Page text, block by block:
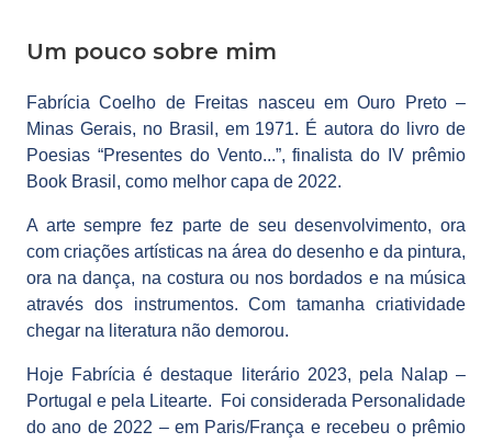
Um pouco sobre mim
Fabrícia Coelho de Freitas nasceu em Ouro Preto –
Minas Gerais, no Brasil, em 1971. É autora do livro de
Poesias “Presentes do Vento...”, finalista do IV prêmio
Book Brasil, como melhor capa de 2022.
A arte sempre fez parte de seu desenvolvimento, ora
com criações artísticas na área do desenho e da pintura,
ora na dança, na costura ou nos bordados e na música
através dos instrumentos. Com tamanha criatividade
chegar na literatura não demorou.
Hoje Fabrícia é destaque literário 2023, pela Nalap –
Portugal e pela Litearte. Foi considerada Personalidade
do ano de 2022 – em Paris/França e recebeu o prêmio